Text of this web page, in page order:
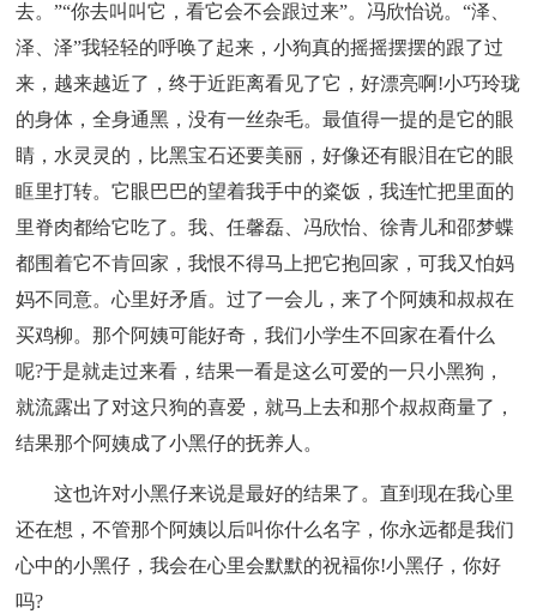
去。”“你去叫叫它，看它会不会跟过来”。冯欣怡说。“泽、
泽、泽”我轻轻的呼唤了起来，小狗真的摇摇摆摆的跟了过
来，越来越近了，终于近距离看见了它，好漂亮啊!小巧玲珑
的身体，全身通黑，没有一丝杂毛。最值得一提的是它的眼
睛，水灵灵的，比黑宝石还要美丽，好像还有眼泪在它的眼
眶里打转。它眼巴巴的望着我手中的粢饭，我连忙把里面的
里脊肉都给它吃了。我、任馨磊、冯欣怡、徐青儿和邵梦蝶
都围着它不肯回家，我恨不得马上把它抱回家，可我又怕妈
妈不同意。心里好矛盾。过了一会儿，来了个阿姨和叔叔在
买鸡柳。那个阿姨可能好奇，我们小学生不回家在看什么
呢?于是就走过来看，结果一看是这么可爱的一只小黑狗，
就流露出了对这只狗的喜爱，就马上去和那个叔叔商量了，
结果那个阿姨成了小黑仔的抚养人。
这也许对小黑仔来说是最好的结果了。直到现在我心里
还在想，不管那个阿姨以后叫你什么名字，你永远都是我们
心中的小黑仔，我会在心里会默默的祝褔你!小黑仔，你好
吗?